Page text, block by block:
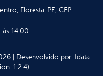
Floresta-PE, CEP:
14:00
| Desenvolvido por: Idata
1.2.4)